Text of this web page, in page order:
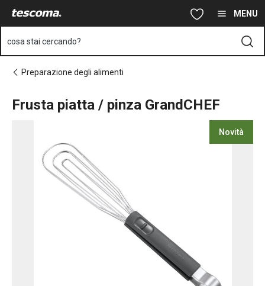
Vai al contenuto principale MENU
cosa stai cercando?
Preparazione degli alimenti
Frusta piatta / pinza GrandCHEF
Novità